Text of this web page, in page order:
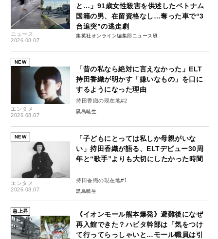
ニュース
2026.08.07
と…」91歳女性殺害を供述したベトナム
国籍の男、在留資格なし…奪った車で“3
台追突”の逃走劇
集英社オンライン編集部ニュース班
NEW
エンタメ
2026.08.07
「昔の私なら絶対に言えなかった」ELT
持田香織が明かす「嫌いなもの」を口に
するようになった理由
持田香織の現在地#2
黒島暁生
NEW
エンタメ
2026.08.07
「子どもにとっては私しか母親がいな
い」持田香織が語る、ELTデビュー30周
年と“歌手”よりも大切にしたかった時間
持田香織の現在地#1
黒島暁生
急上昇
《イオンモール熊本爆発》避難後になぜ
再入館できた？ハビタ幹部は「気をつけ
て行ってらっしゃいと…モール職員は引